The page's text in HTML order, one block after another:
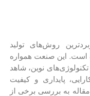
روش‌های تولید
است. این صنعت همواره
نوین، شاهد
پایداری و کیفیت
به بررسی برخی از